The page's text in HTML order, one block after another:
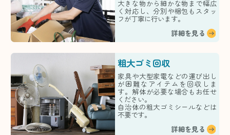
大きな物から細かな物まで幅広
く対応し、分別や梱包もスタッ
フが丁寧に行います。
詳細を見る
粗大ゴミ回収
家具や大型家電などの運び出し
が困難なアイテムを回収しま
す。解体が必要な場合もお任せ
ください。
自治体の粗大ゴミシールなどは
不要です。
詳細を見る